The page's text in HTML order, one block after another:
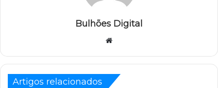
Bulhões Digital
Website
Artigos relacionados